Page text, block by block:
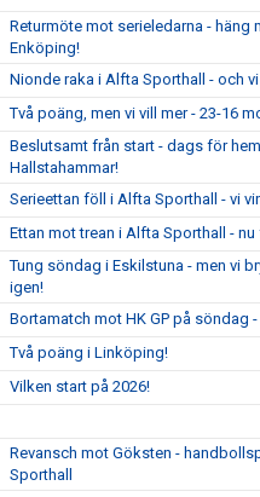
Returmöte mot serieledarna - häng
Enköping!
Nionde raka i Alfta Sporthall - och
Två poäng, men vi vill mer - 23-16
Beslutsamt från start - dags för
Hallstahammar!
Serieettan föll i Alfta Sporthall - vi
Ettan mot trean i Alfta Sporthall - nu
Tung söndag i Eskilstuna - men vi
igen!
Bortamatch mot HK GP på söndag -
Två poäng i Linköping!
Vilken start på 2026!
Revansch mot Göksten -
Sporthall